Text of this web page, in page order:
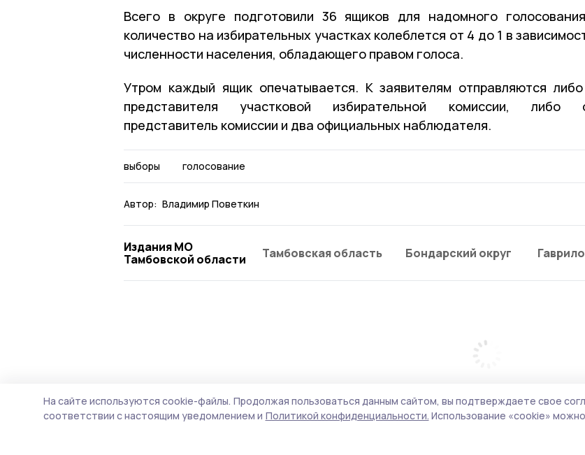
Всего в округе подготовили 36 ящиков для надомного
количество на избирательных участках колеблется от 4 до 1 в
численности населения, обладающего правом голоса.
Утром каждый ящик опечатывается. К заявителям отправляются
представителя участковой избирательной комиссии, либо
представитель комиссии и два официальных наблюдателя.
выборы голосование
Автор: Владимир Поветкин
Издания МО
Тамбовской области
Тамбовская область Бондарский округ
На сайте используются cookie-файлы. Продолжая пользоваться данным сайтом, вы подтверждаете свое
соответствии с настоящим уведомлением и Политикой конфиденциальности. Использование «cookie»